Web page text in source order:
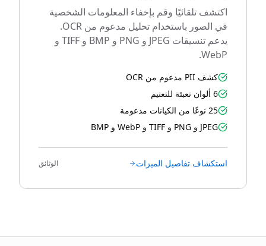
اكتشف تلقائيًا وقم بإخفاء المعلومات الشخصية
في الصور باستخدام تحليل مدعوم من OCR.
يدعم تنسيقات JPEG و PNG و BMP و TIFF و
WebP.
كشف PII مدعوم من OCR
6 ألوان تعبئة للتعتيم
25 نوعًا من الكيانات مدعومة
JPEG و PNG و TIFF و WebP و BMP
استكشاف تفاصيل الميزات الوثائق